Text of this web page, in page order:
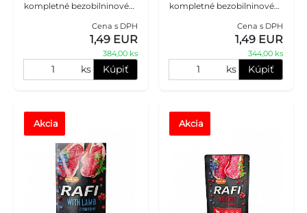
kompletné bezobilninové
psy malých plemien.
Obsahuje 65 % mäsa a
Cena s DPH
1,49 EUR
384,00 ks
ks Kúpiť
kompletné bezobilninové
psy malých plemien.
Jemná králičia receptúra je
Cena s DPH
1,49 EUR
344,00 ks
ks Kúpiť
Akcia Akcia